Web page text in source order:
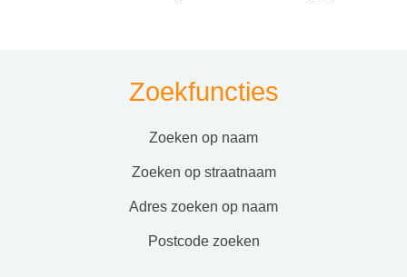
Zoekfuncties
zoeken op naam
zoeken op straatnaam
adres zoeken op naam
postcode zoeken